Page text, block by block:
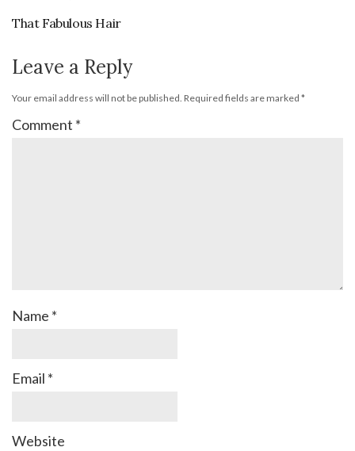
That Fabulous Hair
Leave a Reply
Your email address will not be published. Required fields are marked *
Comment *
Name *
Email *
Website